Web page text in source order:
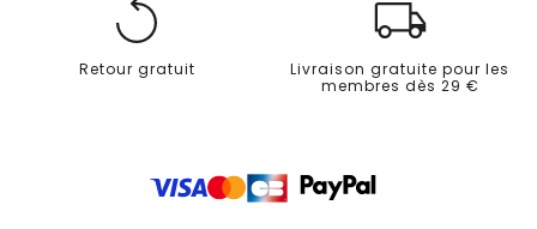
Retour gratuit
Livraison gratuite pour les
membres dès 29 €